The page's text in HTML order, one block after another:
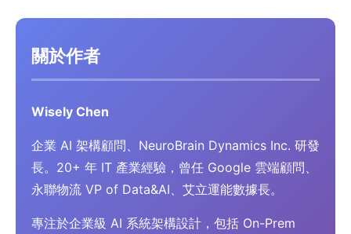
關於作者
Wisely Chen
企業 AI 架構顧問、NeuroBrain Dynamics Inc. 研發
長。20+ 年 IT 產業經驗，曾任 Google 雲端顧問、
永聯物流 VP of Data&AI、艾立運能數據長。
專注於企業級 AI 系統架構設計，包括 On-Prem